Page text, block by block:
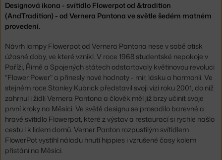
Designová ikona - svítidlo Flowerpot od &tradition
(AndTradition) - od Vernera Pantona ve světle šedém matném
provedení.
Návrh lampy Flowerpot od Vernera Pantona nese v sobě otisk
úžasné doby, ve které vznikl. V roce 1968 studentské nepokoje v
Paříži, Římě a Spojených státech odstartovaly květinovou revoluci
"Flower Power" a přinesly nové hodnoty - mír, lásku a harmonii. Ve
stejném roce Stanley Kubrick představil svoji vizi roku 2001, do níž
zahrnul i židli Vernera Pantona a člověk měl již brzy učinit svoje
první kroky na Měsíci. Ve světě designu se prosadilo barevné a
hravé svítidlo Flowerpot, které z výstav a restaurací si rychle našlo
cestu i k lidem domů. Verner Panton rozpustilým svítidlem
FlowerPot vystihl náladu hnutí hippies i vzrušené časy kolem
přistání na Měsíci.